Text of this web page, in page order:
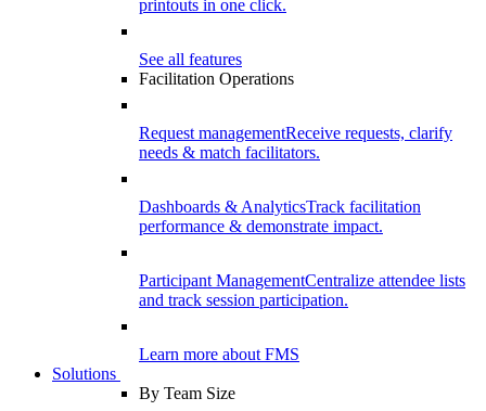
printouts in one click.
See all features
Facilitation Operations
Request managementReceive requests, clarify
needs & match facilitators.
Dashboards & AnalyticsTrack facilitation
performance & demonstrate impact.
Participant ManagementCentralize attendee lists
and track session participation.
Learn more about FMS
Solutions
By Team Size